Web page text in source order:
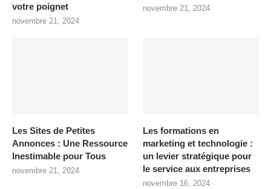
votre poignet
novembre 21, 2024
novembre 21, 2024
Les Sites de Petites
Annonces : Une Ressource
Inestimable pour Tous
novembre 21, 2024
Les formations en
marketing et technologie :
un levier stratégique pour
le service aux entreprises
novembre 16, 2024